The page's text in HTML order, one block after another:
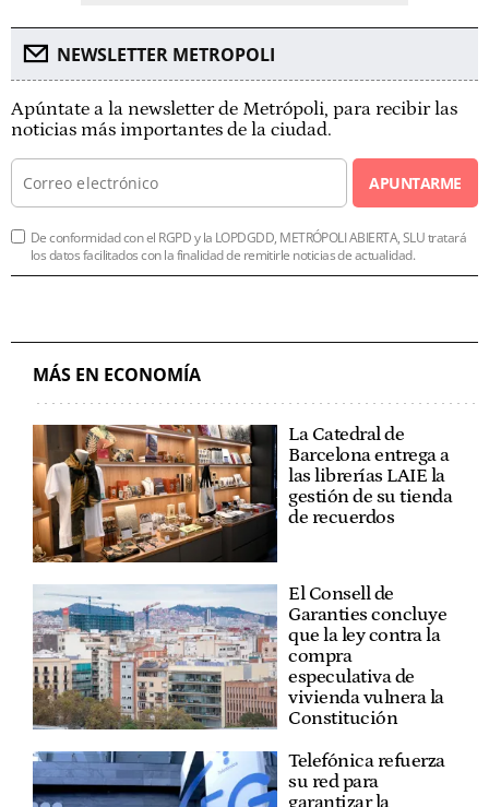
NEWSLETTER METROPOLI
Apúntate a la newsletter de Metrópoli, para recibir las
noticias más importantes de la ciudad.
APUNTARME
De conformidad con el RGPD y la LOPDGDD, METRÓPOLI ABIERTA, SLU tratará
los datos facilitados con la finalidad de remitirle noticias de actualidad.
MÁS EN ECONOMÍA
La Catedral de
Barcelona entrega a
las librerías LAIE la
gestión de su tienda
de recuerdos
El Consell de
Garanties concluye
que la ley contra la
compra
especulativa de
vivienda vulnera la
Constitución
Telefónica refuerza
su red para
garantizar la